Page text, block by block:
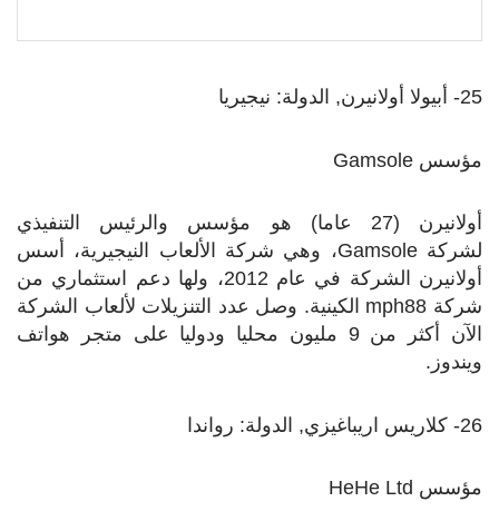
25- أبيولا أولانيرن, الدولة: نيجيريا
مؤسس Gamsole
أولانيرن (27 عاما) هو مؤسس والرئيس التنفيذي
لشركةGamsole، وهي شركة الألعاب النيجيرية، أسس
أولانيرن الشركة في عام 2012، ولها دعم استثماري من
شركة 88
mph الكينية. وصل عدد التنزيلات لألعاب الشركة
الآن أكثر من 9 مليون محليا ودوليا على متجر هواتف
ويندوز.
26- كلاريس اريباغيزي, الدولة: رواندا
مؤسس HeHe Ltd